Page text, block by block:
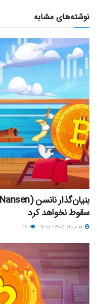
نوشته‌های مشابه
سقوط نخواهد کرد